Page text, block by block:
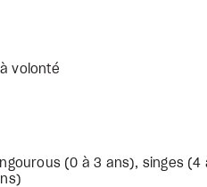
volonté
(0 à 3 ans), singes (4